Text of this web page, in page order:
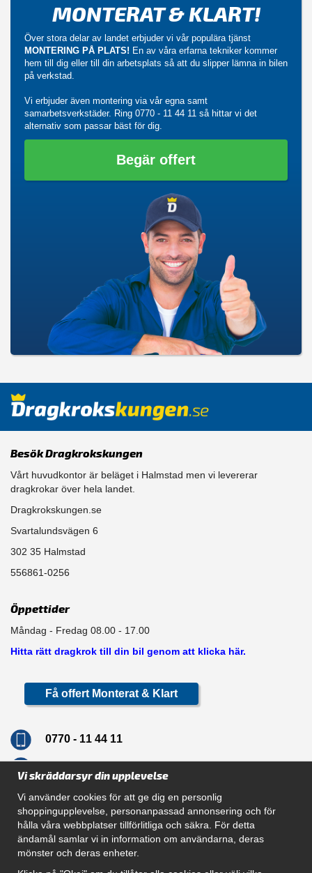
MONTERAT & KLART!
Över stora delar av landet erbjuder vi vår populära tjänst
MONTERING PÅ PLATS! En av våra erfarna tekniker kommer
hem till dig eller till din arbetsplats så att du slipper lämna in bilen
på verkstad.
Vi erbjuder även montering via vår egna samt
samarbetsverkstäder. Ring 0770 - 11 44 11 så hittar vi det
alternativ som passar bäst för dig.
Begär offert
Besök Dragkrokskungen
Vårt huvudkontor är beläget i Halmstad men vi levererar
dragkrokar över hela landet.
Dragkrokskungen.se
Svartalundsvägen 6
302 35 Halmstad
556861-0256
Öppettider
Måndag - Fredag 08.00 - 17.00
Hitta rätt dragkrok till din bil genom att klicka här.
Få offert Monterat & Klart
0770 - 11 44 11
Navigation
Hur beställer jag
Vi skräddarsyr din upplevelse
Vi använder cookies för att ge dig en personlig
shoppingupplevelse, personanpassad annonsering och för
hålla våra webbplatser tillförlitliga och säkra. För detta
ändamål samlar vi in information om användarna, deras
mönster och deras enheter.